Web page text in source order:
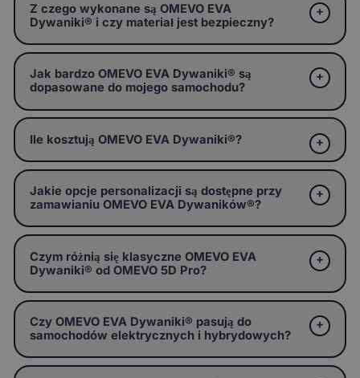
Z czego wykonane są OMEVO EVA
Dywaniki® i czy materiał jest bezpieczny?
Jak bardzo OMEVO EVA Dywaniki® są
dopasowane do mojego samochodu?
Ile kosztują OMEVO EVA Dywaniki®?
Jakie opcje personalizacji są dostępne przy
zamawianiu OMEVO EVA Dywaników®?
Czym różnią się klasyczne OMEVO EVA
Dywaniki® od OMEVO 5D Pro?
Czy OMEVO EVA Dywaniki® pasują do
samochodów elektrycznych i hybrydowych?